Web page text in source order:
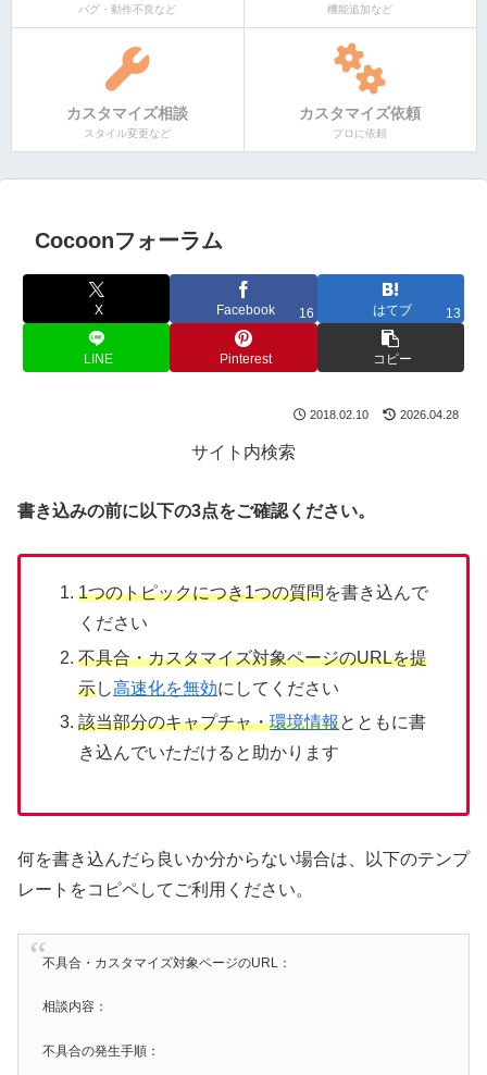
バグ・動作不良など 機能追加など
カスタマイズ相談
スタイル変更など
カスタマイズ依頼
プロに依頼
Cocoonフォーラム
X Facebook 16 はてブ 13
LINE Pinterest コピー
2018.02.10 2026.04.28
サイト内検索
書き込みの前に以下の3点をご確認ください。
1つのトピックにつき1つの質問を書き込んで
ください
不具合・カスタマイズ対象ページのURLを提
示し高速化を無効にしてください
該当部分のキャプチャ・環境情報とともに書
き込んでいただけると助かります
何を書き込んだら良いか分からない場合は、以下のテンプ
レートをコピペしてご利用ください。
不具合・カスタマイズ対象ページのURL：
相談内容：
不具合の発生手順：